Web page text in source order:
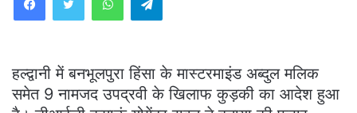
हल्द्वानी में बनभूलपुरा हिंसा के मास्टरमाइंड अब्दुल मलिक
समेत 9 नामजद उपद्रवी के खिलाफ कुड़की का आदेश हुआ